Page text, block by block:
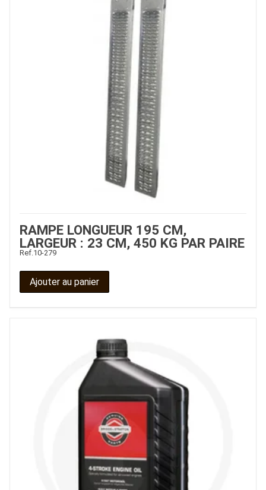
RAMPE LONGUEUR 195 CM,
LARGEUR : 23 CM, 450 KG PAR PAIRE
Ref. 10-279
Ajouter au panier